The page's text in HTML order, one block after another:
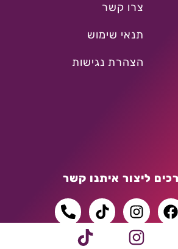
צרו קשר
תנאי שימוש
הצהרת נגישות
ליצור איתנו קשר